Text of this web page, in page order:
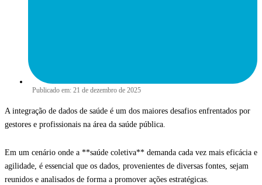
Publicado em: 21 de dezembro de 2025
A integração de dados de saúde é um dos maiores desafios enfrentados por
gestores e profissionais na área da saúde pública.
Em um cenário onde a **saúde coletiva** demanda cada vez mais eficácia e
agilidade, é essencial que os dados, provenientes de diversas fontes, sejam
reunidos e analisados de forma a promover ações estratégicas.